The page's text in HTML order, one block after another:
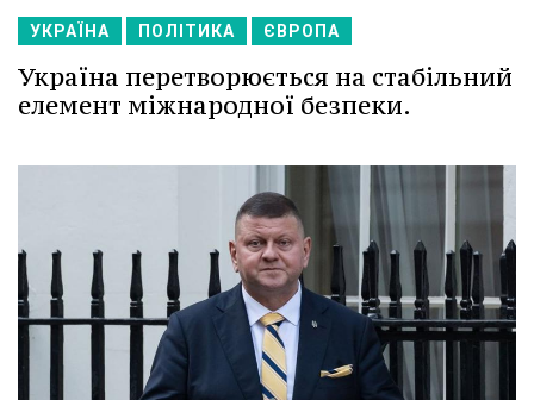
УКРАЇНА ПОЛІТИКА ЄВРОПА
Україна перетворюється на стабільний
елемент міжнародної безпеки.